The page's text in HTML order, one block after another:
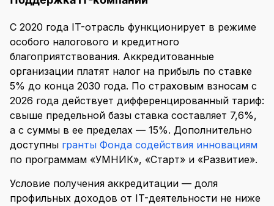
С 2020 года IT-отрасль функционирует в режиме
особого налогового и кредитного
благоприятствования. Аккредитованные
организации платят налог на прибыль по ставке
5% до конца 2030 года. По страховым взносам с
2026 года действует дифференцированный тариф:
свыше предельной базы ставка составляет 7,6%,
а с суммы в ее пределах — 15%. Дополнительно
доступны гранты Фонда содействия инновациям
по программам «УМНИК», «Старт» и «Развитие».
Условие получения аккредитации — доля
профильных доходов от IT-деятельности не ниже